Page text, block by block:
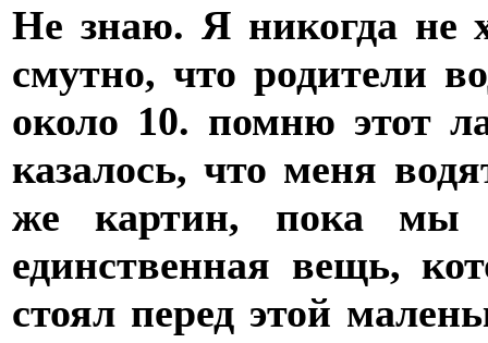
Не знаю. Я никогда не
смутно, что родители
около 10. помню этот
казалось, что меня
же картин, пока
единственная вещь,
стоял перед этой